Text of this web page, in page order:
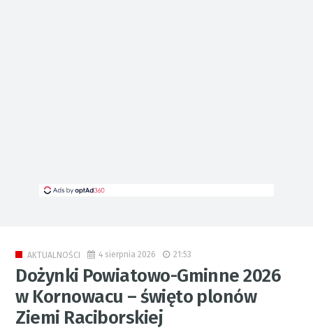
AKTUALNOŚCI 4 sierpnia 2026 21:53
Dożynki Powiatowo-Gminne 2026
w Kornowacu – święto plonów
Ziemi Raciborskiej